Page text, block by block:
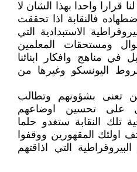
قرارا واحدا بهذا الشان لا
فالنقابة اذا تحققت
الاستبدادية التي
ومستحقات المعلمين
مناهج وافكار ابنائنا
اليونسكو وغيرها من
تعنى بشؤونهم وتطالب
على تحسين اوضاعهم
تلك النقابة ستغدو حلما
اولئك المقهورين ووقفوا
التي اذاقتهم